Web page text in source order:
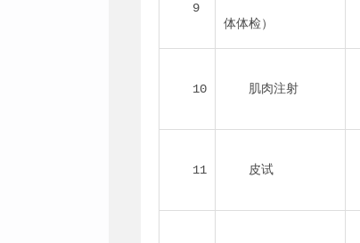
9
体体检）
10 肌肉注射
11 皮试